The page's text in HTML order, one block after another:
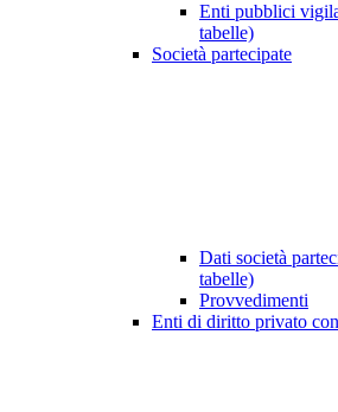
Enti pubblici
tabelle)
Società partecipate
Dati società
tabelle)
Provvedimenti
Enti di diritto privato